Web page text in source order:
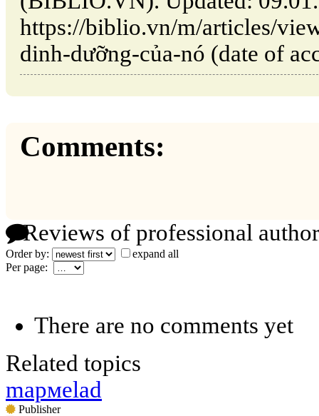
https://biblio.vn/m/articles/
dinh-dưỡng-của-nó (date of
Comments:
Reviews of professional
Order by:
expand all
Per page:
There are no comments yet
Related topics
mармelad
Publisher